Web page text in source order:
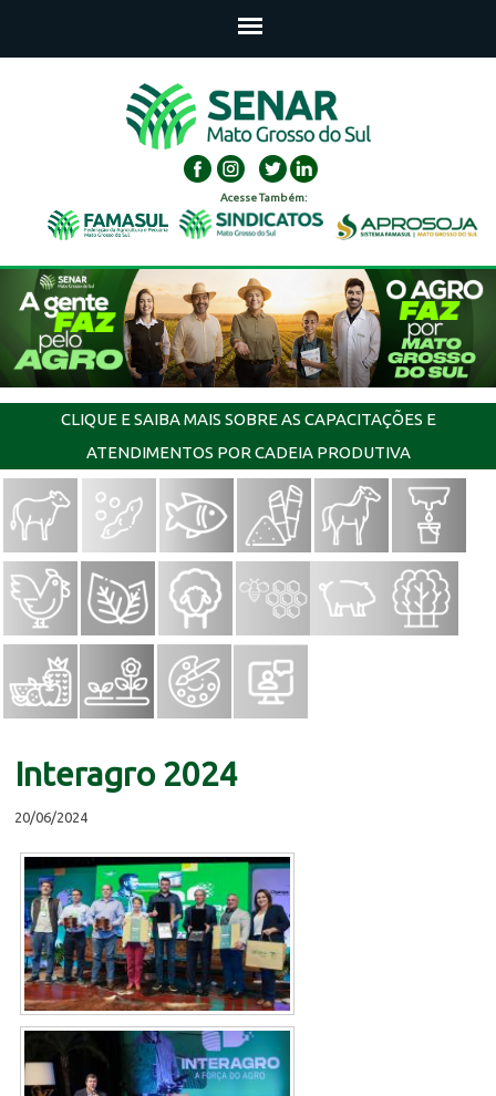
Acesse Também:
CLIQUE E SAIBA MAIS SOBRE AS CAPACITAÇÕES E
ATENDIMENTOS POR CADEIA PRODUTIVA
Interagro 2024
20/06/2024